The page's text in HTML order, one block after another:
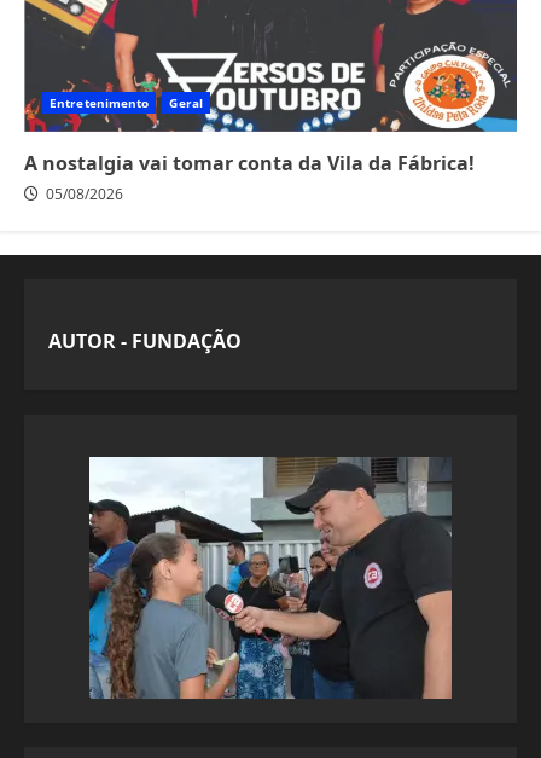
Entretenimento Geral
A nostalgia vai tomar conta da Vila da Fábrica!
05/08/2026
AUTOR - FUNDAÇÃO